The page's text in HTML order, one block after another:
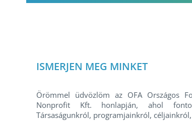
ISMERJEN MEG MINKET
Örömmel üdvözlöm az OFA Országos
Nonprofit Kft. honlapján, ahol
Társaságunkról, programjainkról,